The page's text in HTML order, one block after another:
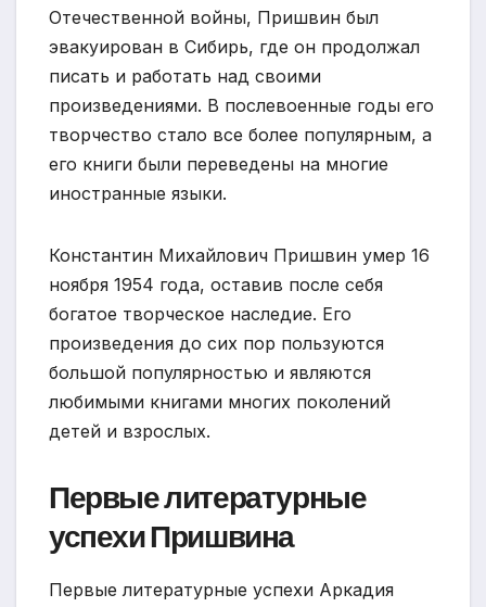
Отечественной войны, Пришвин был
эвакуирован в Сибирь, где он продолжал
писать и работать над своими
произведениями. В послевоенные годы его
творчество стало все более популярным, а
его книги были переведены на многие
иностранные языки.
Константин Михайлович Пришвин умер 16
ноября 1954 года, оставив после себя
богатое творческое наследие. Его
произведения до сих пор пользуются
большой популярностью и являются
любимыми книгами многих поколений
детей и взрослых.
Первые литературные
успехи Пришвина
Первые литературные успехи Аркадия